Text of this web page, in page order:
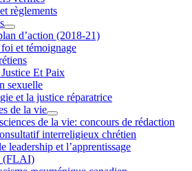
règlements
d’action (2018-21)
et témoignage
Et Paix
sexuelle
et la justice réparatrice
de la vie
de la vie: concours de rédaction
interreligieux chrétien
leadership et l’apprentissage
(FLAI)